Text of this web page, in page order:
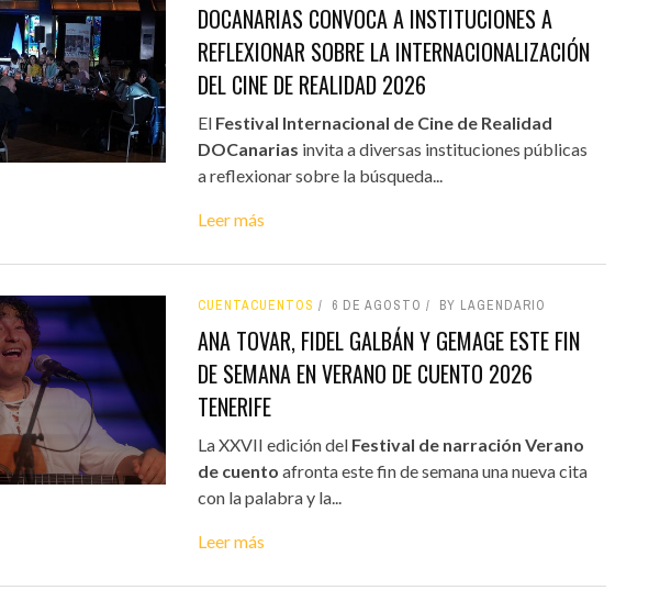
DOCANARIAS CONVOCA A INSTITUCIONES A
REFLEXIONAR SOBRE LA INTERNACIONALIZACIÓN
DEL CINE DE REALIDAD 2026
El Festival Internacional de Cine de Realidad
DOCanarias invita a diversas instituciones públicas
a reflexionar sobre la búsqueda...
Leer más
CUENTACUENTOS 6 DE AGOSTO BY LAGENDARIO
ANA TOVAR, FIDEL GALBÁN Y GEMAGE ESTE FIN
DE SEMANA EN VERANO DE CUENTO 2026
TENERIFE
La XXVII edición del Festival de narración Verano
de cuento afronta este fin de semana una nueva cita
con la palabra y la...
Leer más